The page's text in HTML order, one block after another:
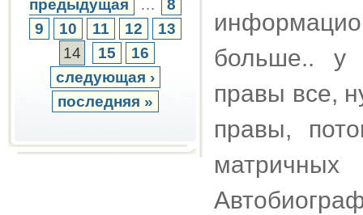
предыдущая …
8
9
10 11 12
13
14
15
16
следующая ›
последняя »
больше.. у
правы все,
правы,